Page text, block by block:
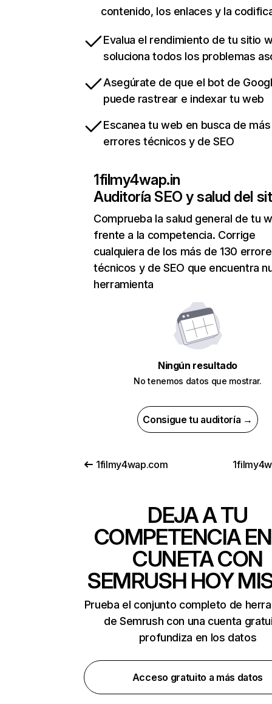
contenido, los enlaces y la
Evalua el rendimiento de tu sitio
soluciona todos los problemas
Asegúrate de que el bot de
puede rastrear e indexar tu web
Escanea tu web en busca de
errores técnicos y de SEO
1filmy4wap.in
Auditoría SEO y salud del
Comprueba la salud general de tu
frente a la competencia. Corrige
cualquiera de los más de 130
técnicos y de SEO que encuentra
herramienta
Ningún resultado
No tenemos datos que mostrar.
Consigue tu auditoría →
1filmy4wap.com
DEJA A TU
COMPETENCIA
CUNETA CON
SEMRUSH HOY
Prueba el conjunto completo de
de Semrush con una cuenta
profundiza en los datos
Acceso gratuito a más datos